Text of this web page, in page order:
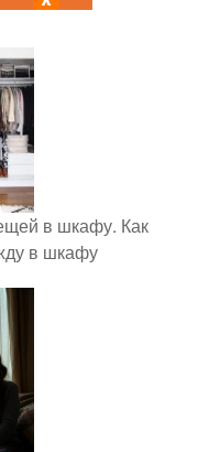
в шкафу. Как
в шкафу